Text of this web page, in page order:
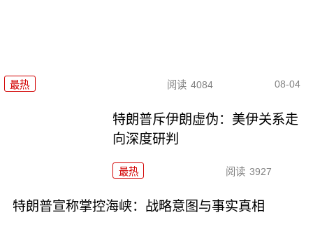
最热 阅读 4084 08-04
特朗普斥伊朗虚伪：美伊关系走
向深度研判
最热 阅读 3927
特朗普宣称掌控海峡：战略意图与事实真相